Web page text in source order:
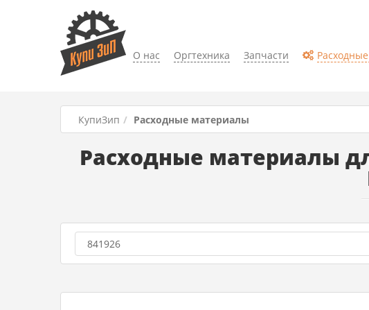
О нас Оргтехника Запчасти
КупиЗип Расходные материалы
Расходные материалы